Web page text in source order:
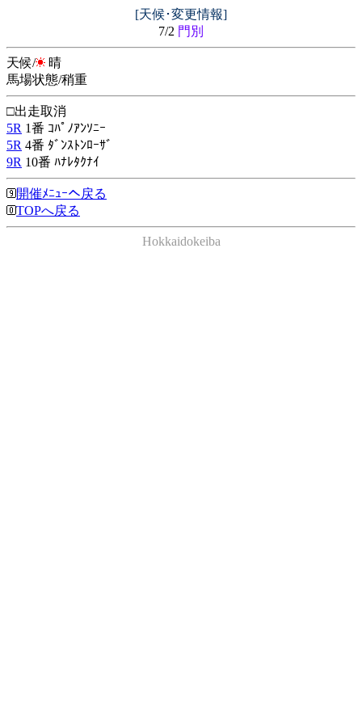
[天候･変更情報]
7/2 門別
天候/
晴
馬場状態/稍重
□出走取消
5R 1番 ｺﾊﾟﾉｱﾝｿﾆｰ
5R 4番 ﾀﾞﾝｽﾄﾝﾛｰｻﾞ
9R 10番 ﾊﾅﾚﾀｸﾅｲ
開催ﾒﾆｭｰへ戻る
TOPへ戻る
Hokkaidokeiba